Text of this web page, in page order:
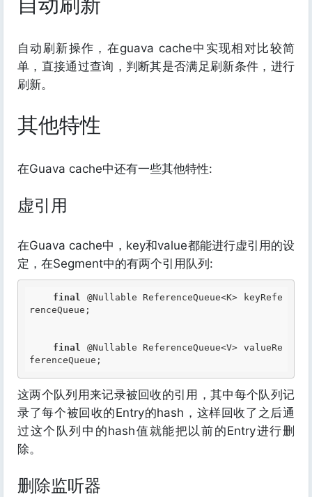
自动刷新操作，在guava cache中实现相对比较简
单，直接通过查询，判断其是否满足刷新条件，进行
刷新。
其他特性
在Guava cache中还有一些其他特性:
虚引用
在Guava cache中，key和value都能进行虚引用的设
定，在Segment中的有两个引用队列:
final @Nullable ReferenceQueue<K> keyRefe
renceQueue;
final @Nullable ReferenceQueue<V> valueRe
这两个队列用来记录被回收的引用，其中每个队列记
录了每个被回收的Entry的hash，这样回收了之后通
过这个队列中的hash值就能把以前的Entry进行删
除。
删除监听器